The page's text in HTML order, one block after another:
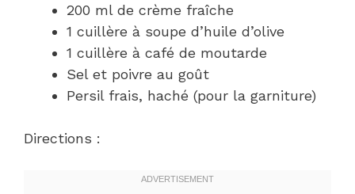
200 ml de crème fraîche
1 cuillère à soupe d’huile d’olive
1 cuillère à café de moutarde
Sel et poivre au goût
Persil frais, haché (pour la garniture)
Directions :